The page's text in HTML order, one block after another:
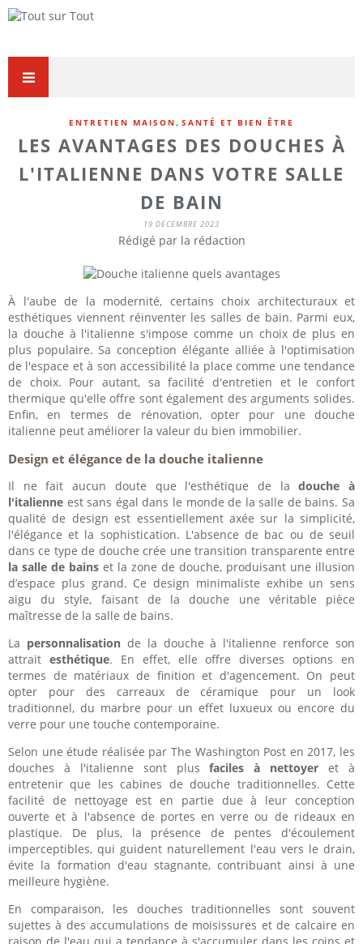
ENTRETIEN MAISON, SANTÉ ET BIEN ÊTRE
LES AVANTAGES DES DOUCHES À
L'ITALIENNE DANS VOTRE SALLE
DE BAIN
19 DÉCEMBRE 2023
Rédigé par la rédaction
À l'aube de la modernité, certains choix architecturaux et
esthétiques viennent réinventer les salles de bain. Parmi eux,
la douche à l'italienne s'impose comme un choix de plus en
plus populaire. Sa conception élégante alliée à l'optimisation
de l'espace et à son accessibilité la place comme une tendance
de choix. Pour autant, sa facilité d'entretien et le confort
thermique qu'elle offre sont également des arguments solides.
Enfin, en termes de rénovation, opter pour une douche
italienne peut améliorer la valeur du bien immobilier.
Design et élégance de la douche italienne
Il ne fait aucun doute que l'esthétique de ladouche à
l'italienne est sans égal dans le monde de la salle de bains. Sa
qualité de design est essentiellement axée sur la simplicité,
l'élégance et la sophistication. L'absence de bac ou de seuil
dans ce type de douche crée une transition transparente entre
la salle de bains et la zone de douche, produisant une illusion
d’espace plus grand. Ce design minimaliste exhibe un sens
aigu du style, faisant de la douche une véritable pièce
maîtresse de la salle de bains.
La personnalisationde la douche à l'italienne renforce son
attrait esthétique. En effet, elle offre diverses options en
termes de matériaux de finition et d'agencement. On peut
opter pour des carreaux de céramique pour un look
traditionnel, du marbre pour un effet luxueux ou encore du
verre pour une touche contemporaine.
Selon une étude réalisée par The Washington Post en 2017, les
douches à l'italienne sont plusfaciles à nettoyer et à
entretenir que les cabines de douche traditionnelles. Cette
facilité de nettoyage est en partie due à leur conception
ouverte et à l'absence de portes en verre ou de rideaux en
plastique. De plus, la présence de pentes d'écoulement
imperceptibles, qui guident naturellement l'eau vers le drain,
évite la formation d'eau stagnante, contribuant ainsi à une
meilleure hygiène.
En comparaison, les douches traditionnelles sont souvent
sujettes à des accumulations de moisissures et de calcaire en